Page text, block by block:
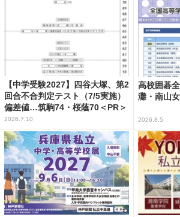
【中学受験2027】四谷大塚、第2
回合不合判定テスト（7/5実施）
偏差値…筑駒74・桜蔭70＜PR＞
2026.7.10
高校囲碁
灘・南山
2026.8.5